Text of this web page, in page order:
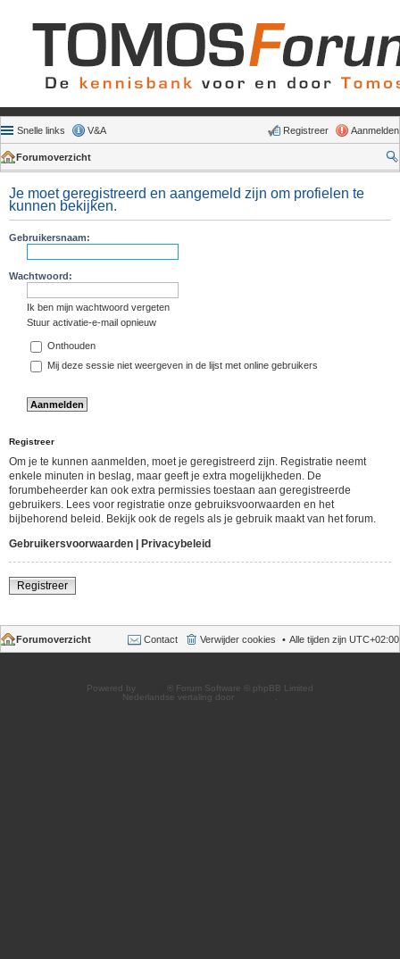
Snelle links V&A Aanmelden
Registreer
Forumoverzicht
Je moet geregistreerd en aangemeld zijn om profielen te
kunnen bekijken.
Gebruikersnaam:
Wachtwoord:
Ik ben mijn wachtwoord vergeten
Stuur activatie-e-mail opnieuw
Onthouden
Mij deze sessie niet weergeven in de lijst met online gebruikers
Registreer
Om je te kunnen aanmelden, moet je geregistreerd zijn. Registratie neemt
enkele minuten in beslag, maar geeft je extra mogelijkheden. De
forumbeheerder kan ook extra permissies toestaan aan geregistreerde
gebruikers. Lees voor registratie onze gebruiksvoorwaarden en het
bijbehorend beleid. Bekijk ook de regels als je gebruik maakt van het forum.
Gebruikersvoorwaarden
Privacybeleid
Registreer
Forumoverzicht Alle tijden zijn UTC+02:00
Verwijder cookies
Contact
Powered by
® Forum Software © phpBB Limited
Nederlandse vertaling door